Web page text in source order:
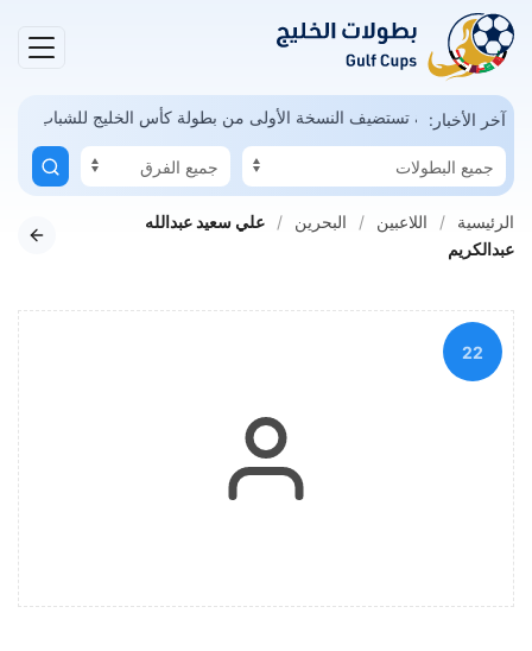
آخر الأخبار:السعودية تستضيف النسخة الأولى من بطولة كأس الخليج للشباب
الرئيسية اللاعبين البحرين
علي سعيد عبدالله
عبدالكريم
22